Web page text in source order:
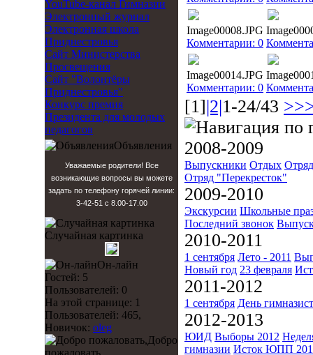
YouTube-канал Гимназии
Электронный журнал
Электронная школа
Приднестровья
Сайт Министерства
Просвещения
Сайт "Волонтёры
Приднестровья"
Конкурс премия
Президента для молодых
педагогов
Объявления
Уважаемые родители! Все
возникающие вопросы вы можете
задать по телефону горячей линии:
3-42-51 с 8.00-17.00
Случайная картинка
Он-лайн
Гостей: 5
Пользователей: 0
На этой странице: 1
Пользователей: 465,
Новичок: oleg
Добро
Image00008.JPG
Комментарии: 0
Image00014.JPG
Комментарии: 0
[1]|2|1-24/43
2008-2009
Выпускники Отдых
Отряд "Перекресток"
2009-2010
Экскурсии Школьные
Последний звонок
2010-2011
1 сентября Лето - 2011
Новый год 23 февраля
2011-2012
1 сентября День
2012-2013
ЮИД Выборы 2012
гимназии Исток ЮПП